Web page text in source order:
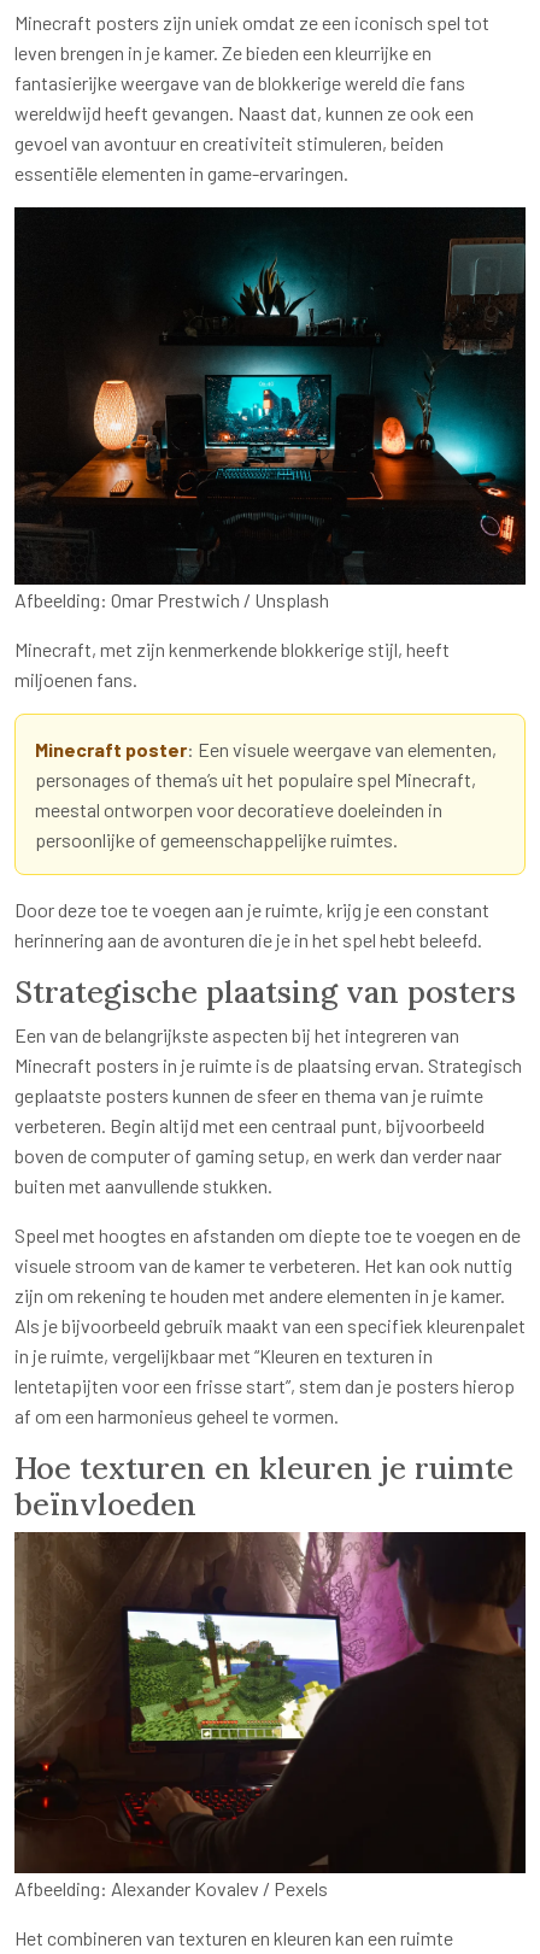
Minecraft posters zijn uniek omdat ze een iconisch spel tot
leven brengen in je kamer. Ze bieden een kleurrijke en
fantasierijke weergave van de blokkerige wereld die fans
wereldwijd heeft gevangen. Naast dat, kunnen ze ook een
gevoel van avontuur en creativiteit stimuleren, beiden
essentiële elementen in game-ervaringen.
Afbeelding: Omar Prestwich / Unsplash
Minecraft, met zijn kenmerkende blokkerige stijl, heeft
miljoenen fans.
Minecraft poster: Een visuele weergave van elementen,
personages of thema’s uit het populaire spel Minecraft,
meestal ontworpen voor decoratieve doeleinden in
persoonlijke of gemeenschappelijke ruimtes.
Door deze toe te voegen aan je ruimte, krijg je een constant
herinnering aan de avonturen die je in het spel hebt beleefd.
Strategische plaatsing van posters
Een van de belangrijkste aspecten bij het integreren van
Minecraft posters in je ruimte is de plaatsing ervan. Strategisch
geplaatste posters kunnen de sfeer en thema van je ruimte
verbeteren. Begin altijd met een centraal punt, bijvoorbeeld
boven de computer of gaming setup, en werk dan verder naar
buiten met aanvullende stukken.
Speel met hoogtes en afstanden om diepte toe te voegen en de
visuele stroom van de kamer te verbeteren. Het kan ook nuttig
zijn om rekening te houden met andere elementen in je kamer.
Als je bijvoorbeeld gebruik maakt van een specifiek kleurenpalet
in je ruimte, vergelijkbaar met “Kleuren en texturen in
lentetapijten voor een frisse start”, stem dan je posters hierop
af om een harmonieus geheel te vormen.
Hoe texturen en kleuren je ruimte
beïnvloeden
Afbeelding: Alexander Kovalev / Pexels
Het combineren van texturen en kleuren kan een ruimte